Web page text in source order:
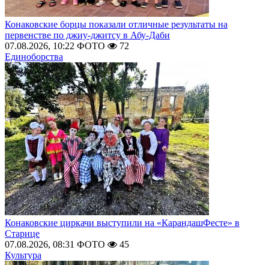
Конаковские борцы показали отличные результаты на
первенстве по джиу-джитсу в Абу-Даби
07.08.2026, 10:22 ФОТО
72
Единоборства
Конаковские циркачи выступили на «КарандашФесте» в
Старице
07.08.2026, 08:31 ФОТО
45
Культура